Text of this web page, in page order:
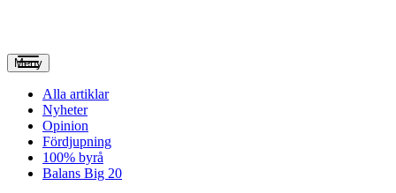
Meny
Alla artiklar
Nyheter
Opinion
Fördjupning
100% byrå
Balans Big 20